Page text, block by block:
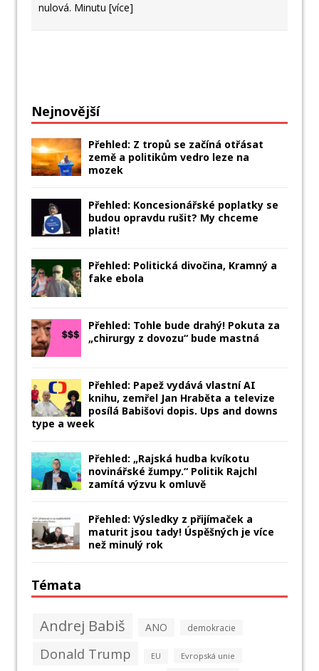
nulová. Minutu [více]
Nejnovější
Přehled: Z tropů se začíná otřásat
země a politikům vedro leze na
mozek
Přehled: Koncesionářské poplatky se
budou opravdu rušit? My chceme
platit!
Přehled: Politická divočina, Kramný a
fake ebola
Přehled: Tohle bude drahý! Pokuta za
„chirurgy z dovozu“ bude mastná
Přehled: Papež vydává vlastní AI
knihu, zemřel Jan Hraběta a televize
posílá Babišovi dopis. Ups and downs
type a week
Přehled: „Rajská hudba kvíkotu
novinářské žumpy.“ Politik Rajchl
zamítá výzvu k omluvě
Přehled: Výsledky z přijímaček a
maturit jsou tady! Úspěšných je více
než minulý rok
Témata
Andrej Babiš ANO demokracie
Donald Trump EU Evropská unie